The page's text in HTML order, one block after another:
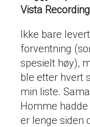
Vista
Ikke bare
forventning
spesielt høy),
ble etter hvert
min liste.
Homme
er lenge siden